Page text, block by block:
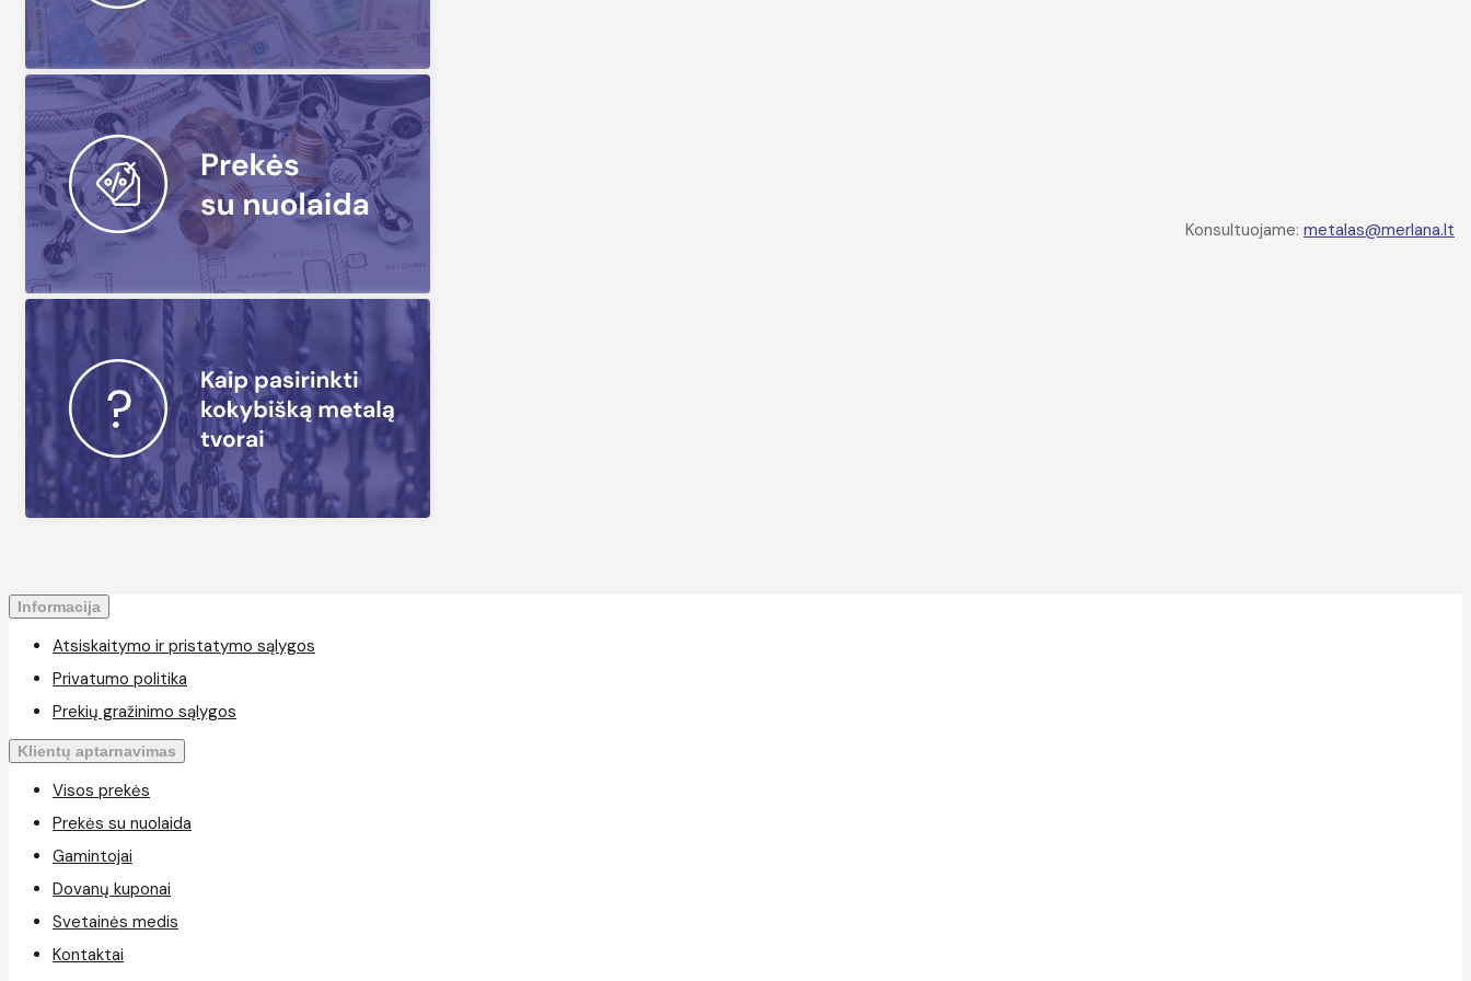
Konsultuojame: metalas@merlana.lt
Informacija
Atsiskaitymo ir pristatymo sąlygos
Privatumo politika
Prekių gražinimo sąlygos
Klientų aptarnavimas
Visos prekės
Prekės su nuolaida
Gamintojai
Dovanų kuponai
Svetainės medis
Kontaktai